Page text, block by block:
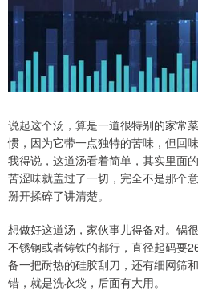
说起这个汤，算是一道很特别的家常
惯，因为它带一点独特的苦味，但回
我得说，这道汤看着简单，其实里面
苦涩味就盖过了一切，完全不是那个
掰开揉碎了讲清楚。
想做好这道汤，家伙事儿得备对。锅
不锈钢或者铸铁的都行，直径起码要
备一把耐热的硅胶刮刀，还有细网筛
错，就是洗衣袋，后面有大用。